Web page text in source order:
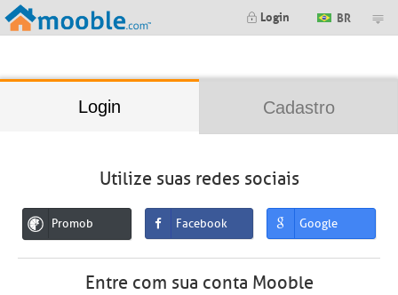
Login BR
Login Cadastro
Utilize suas redes sociais
Promob Facebook Google
Entre com sua conta Mooble